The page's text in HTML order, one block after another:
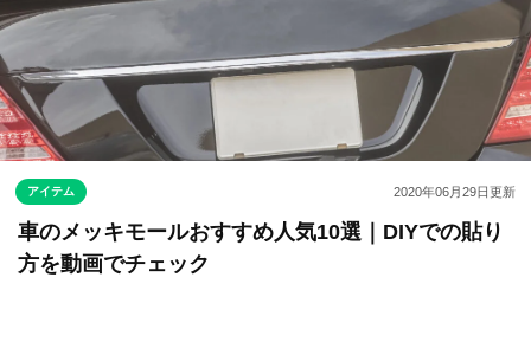
アイテム 2020年06月29日更新
車のメッキモールおすすめ人気10選｜DIYでの貼り
方を動画でチェック